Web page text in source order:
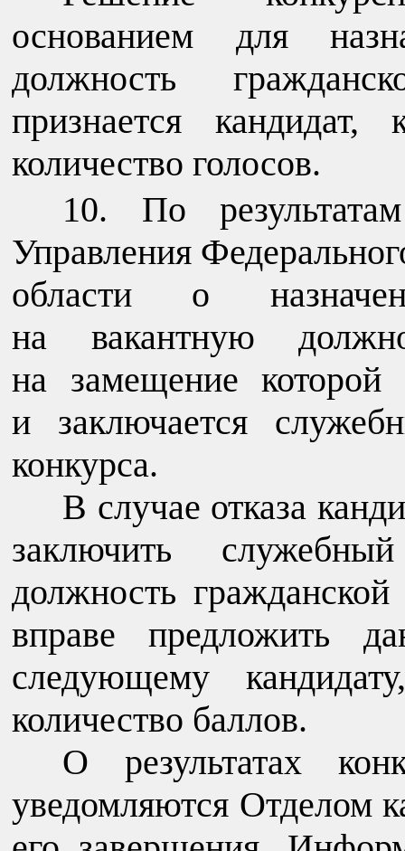
основанием для
должность
признается
количество голосов.
По
Управления
области о
на вакантную
на замещение которой
и заключается
конкурса.
В случае отказа
заключить
должность
вправе предложить
следующему
количество баллов.
О результатах
уведомляются Отделом